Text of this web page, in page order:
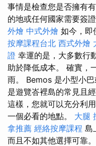
事情是檢查您是否擁有
的地或任何國家需要簽證
外燴 中式外燴 如今，即
按摩課程台北 西式外燴
證 幸運的是，大多數行
助於降低成本。 確實，
雨。 Bemos 是小型小
是遊覽峇裡島的常見且
這樣，您就可以充分利
一個必看的地點。 大腿
拿推薦 經絡按摩課程 島
而且不如其他選擇可靠。